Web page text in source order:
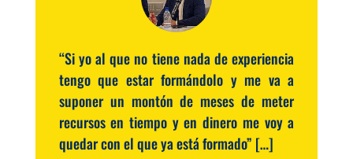
“Si yo al que no tiene nada de experiencia
tengo que estar formándolo y me va a
suponer un montón de meses de meter
recursos en tiempo y en dinero me voy a
quedar con el que ya está formado” […]